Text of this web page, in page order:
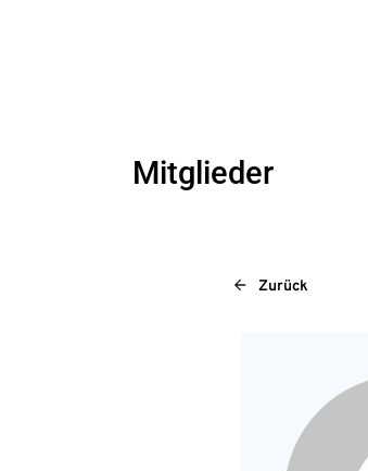
Mitglieder
Zurück